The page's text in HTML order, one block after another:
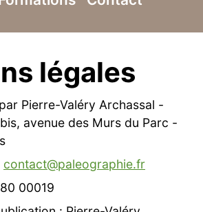
légales
Pierre-Valéry Archassal -
avenue des Murs du Parc -
contact@paleographie.fr
00019